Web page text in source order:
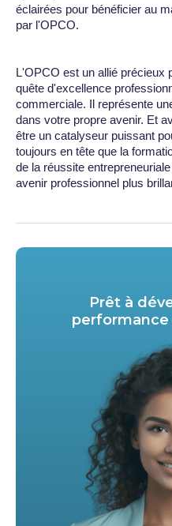
éclairées pour bénéficier au
par l'OPCO.
L'OPCO est un allié précieux
quête d'excellence
commerciale. Il représente
dans votre propre avenir. Et
être un catalyseur puissant
toujours en tête que la
de la réussite
avenir professionnel plus
Prêt à